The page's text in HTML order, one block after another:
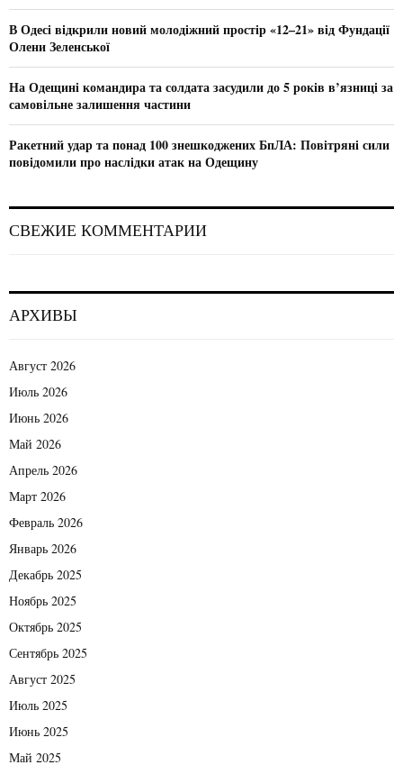
В Одесі відкрили новий молодіжний простір «12–21» від Фундації
Олени Зеленської
На Одещині командира та солдата засудили до 5 років в’язниці за
самовільне залишення частини
Ракетний удар та понад 100 знешкоджених БпЛА: Повітряні сили
повідомили про наслідки атак на Одещину
СВЕЖИЕ КОММЕНТАРИИ
АРХИВЫ
Август 2026
Июль 2026
Июнь 2026
Май 2026
Апрель 2026
Март 2026
Февраль 2026
Январь 2026
Декабрь 2025
Ноябрь 2025
Октябрь 2025
Сентябрь 2025
Август 2025
Июль 2025
Июнь 2025
Май 2025